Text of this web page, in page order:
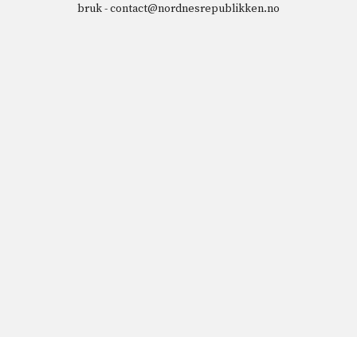
bruk-contact@nordnesrepublikken.no